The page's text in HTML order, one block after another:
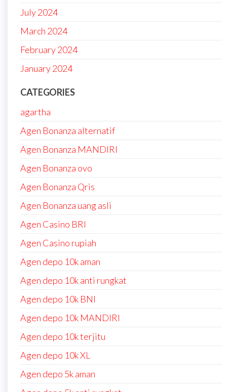
July 2024
March 2024
February 2024
January 2024
CATEGORIES
agartha
Agen Bonanza alternatif
Agen Bonanza MANDIRI
Agen Bonanza ovo
Agen Bonanza Qris
Agen Bonanza uang asli
Agen Casino BRI
Agen Casino rupiah
Agen depo 10k aman
Agen depo 10k anti rungkat
Agen depo 10k BNI
Agen depo 10k MANDIRI
Agen depo 10k terjitu
Agen depo 10k XL
Agen depo 5k aman